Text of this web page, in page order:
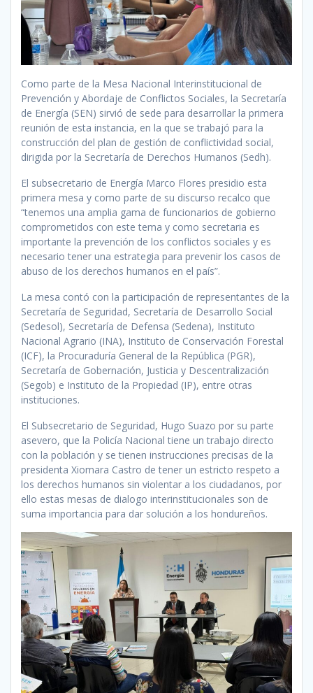
Como parte de la Mesa Nacional Interinstitucional de
Prevención y Abordaje de Conflictos Sociales, la Secretaría
de Energía (SEN) sirvió de sede para desarrollar la primera
reunión de esta instancia, en la que se trabajó para la
construcción del plan de gestión de conflictividad social,
dirigida por la Secretaría de Derechos Humanos (Sedh).
El subsecretario de Energía Marco Flores presidio esta
primera mesa y como parte de su discurso recalco que
“tenemos una amplia gama de funcionarios de gobierno
comprometidos con este tema y como secretaria es
importante la prevención de los conflictos sociales y es
necesario tener una estrategia para prevenir los casos de
abuso de los derechos humanos en el país”.
La mesa contó con la participación de representantes de la
Secretaría de Seguridad, Secretaría de Desarrollo Social
(Sedesol), Secretaría de Defensa (Sedena), Instituto
Nacional Agrario (INA), Instituto de Conservación Forestal
(ICF), la Procuraduría General de la República (PGR),
Secretaría de Gobernación, Justicia y Descentralización
(Segob) e Instituto de la Propiedad (IP), entre otras
instituciones.
El Subsecretario de Seguridad, Hugo Suazo por su parte
asevero, que la Policía Nacional tiene un trabajo directo
con la población y se tienen instrucciones precisas de la
presidenta Xiomara Castro de tener un estricto respeto a
los derechos humanos sin violentar a los ciudadanos, por
ello estas mesas de dialogo interinstitucionales son de
suma importancia para dar solución a los hondureños.